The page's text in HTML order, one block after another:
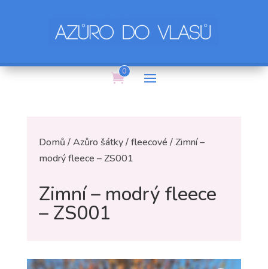
0
Domů /Azůro šátky/fleecové / Zimní –
modrý fleece – ZS001
Zimní – modrý fleece
– ZS001